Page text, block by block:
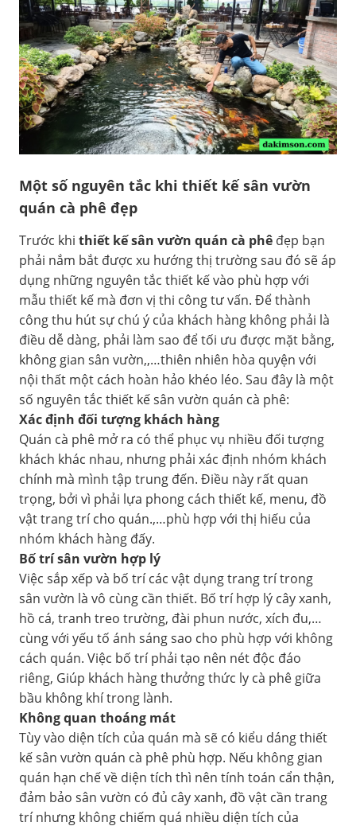
Một số nguyên tắc khi thiết kế sân vườn
quán cà phê đẹp
Trước khi thiết kế sân vườn quán cà phê đẹp bạn
phải nắm bắt được xu hướng thị trường sau đó sẽ áp
dụng những nguyên tắc thiết kế vào phù hợp với
mẫu thiết kế mà đơn vị thi công tư vấn. Để thành
công thu hút sự chú ý của khách hàng không phải là
điều dễ dàng, phải làm sao để tối ưu được mặt bằng,
không gian sân vườn,,…thiên nhiên hòa quyện với
nội thất một cách hoàn hảo khéo léo. Sau đây là một
số nguyên tắc thiết kế sân vườn quán cà phê:
Xác định đối tượng khách hàng
Quán cà phê mở ra có thể phục vụ nhiều đối tượng
khách khác nhau, nhưng phải xác định nhóm khách
chính mà mình tập trung đến. Điều này rất quan
trọng, bởi vì phải lựa phong cách thiết kế, menu, đồ
vật trang trí cho quán.,…phù hợp với thị hiếu của
nhóm khách hàng đấy.
Bố trí sân vườn hợp lý
Việc sắp xếp và bố trí các vật dụng trang trí trong
sân vườn là vô cùng cần thiết. Bố trí hợp lý cây xanh,
hồ cá, tranh treo trường, đài phun nước, xích đu,…
cùng với yếu tố ánh sáng sao cho phù hợp với không
cách quán. Việc bố trí phải tạo nên nét độc đáo
riêng, Giúp khách hàng thưởng thức ly cà phê giữa
bầu không khí trong lành.
Không quan thoáng mát
Tùy vào diện tích của quán mà sẽ có kiểu dáng thiết
kế sân vườn quán cà phê phù hợp. Nếu không gian
quán hạn chế về diện tích thì nên tính toán cẩn thận,
đảm bảo sân vườn có đủ cây xanh, đồ vật cần trang
trí nhưng không chiếm quá nhiều diện tích của